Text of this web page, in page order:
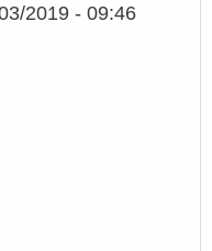
2019 - 09:46